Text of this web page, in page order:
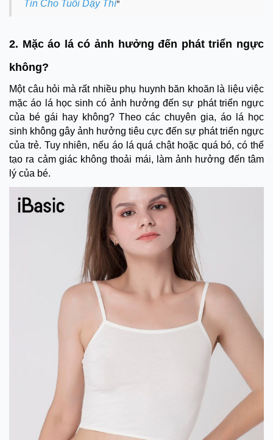
Tin Cho Tuổi Dậy Thì"
2. Mặc áo lá có ảnh hưởng đến phát triển ngực
không?
Một câu hỏi mà rất nhiều phụ huynh băn khoăn là liệu việc
mặc áo lá học sinh có ảnh hưởng đến sự phát triển ngực
của bé gái hay không? Theo các chuyên gia, áo lá học
sinh không gây ảnh hưởng tiêu cực đến sự phát triển ngực
của trẻ. Tuy nhiên, nếu áo lá quá chật hoặc quá bó, có thể
tạo ra cảm giác không thoải mái, làm ảnh hưởng đến tâm
lý của bé.